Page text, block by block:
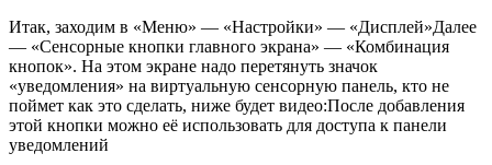
Итак, заходим в «Меню» — «Настройки» — «Дисплей»Далее
— «Сенсорные кнопки главного экрана» — «Комбинация
кнопок». На этом экране надо перетянуть значок
«уведомления» на виртуальную сенсорную панель, кто не
поймет как это сделать, ниже будет видео:После добавления
этой кнопки можно её использовать для доступа к панели
уведомлений